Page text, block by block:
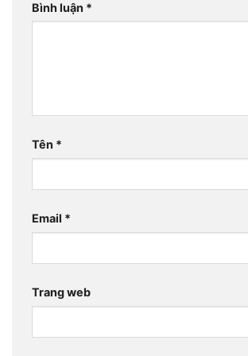
Bình luận *
Tên *
Email *
Trang web